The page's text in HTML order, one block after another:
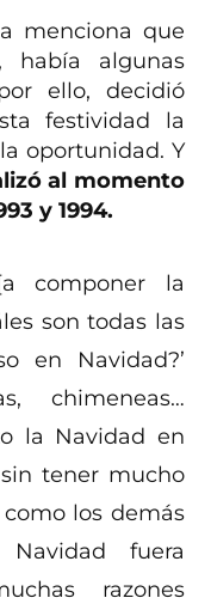
menciona que
había algunas
ello, decidió
festividad la
oportunidad. Y
al momento
y 1994.
componer la
son todas las
en Navidad?’
chimeneas…
la Navidad en
tener mucho
los demás
fuera
razones